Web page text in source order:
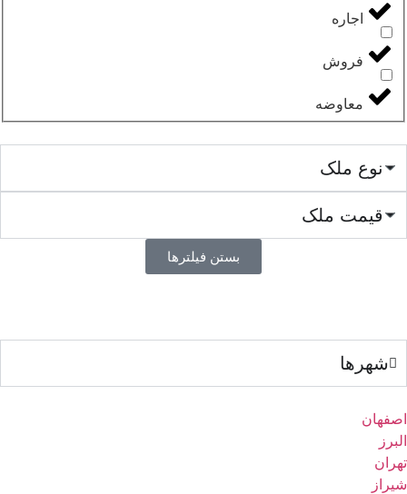
اجاره
فروش
معاوضه
نوع ملک
قیمت ملک
بستن فیلترها
شهرها
اصفهان
البرز
تهران
شیراز